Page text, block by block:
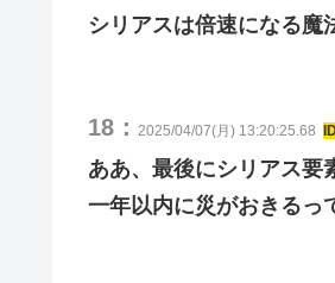
シリアスは倍速になる魔
18： 2025/04/07(月) 13:20:25.68
ああ、最後にシリアス要
一年以内に災がおきるっ